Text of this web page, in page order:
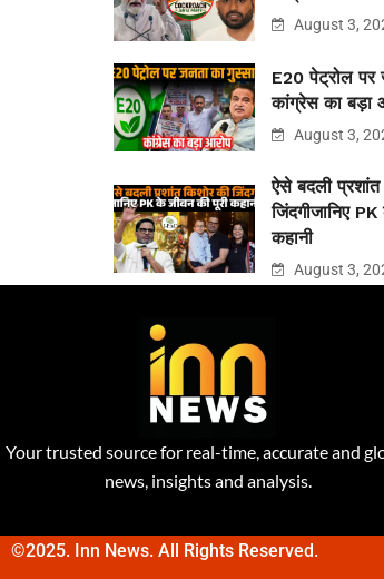
August 3,
E20 पेट्रोल पर
कांग्रेस का बड़ा
August 3,
ऐसे बदली प्रशांत
जिंदगीजानिए
कहानी
August 3,
Your trusted source for real-time, accurate and
news, insights and analysis.
©2025. Inn News. All Rights Reserved.